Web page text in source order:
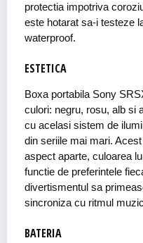
protectia impotriva
este hotarat sa-i testeze
waterproof.
ESTETICA
Boxa portabila Sony
culori: negru, rosu, alb si
cu acelasi sistem de
din seriile mai mari.
aspect aparte, culoarea
functie de preferintele
divertismentul sa
sincroniza cu ritmul
BATERIA